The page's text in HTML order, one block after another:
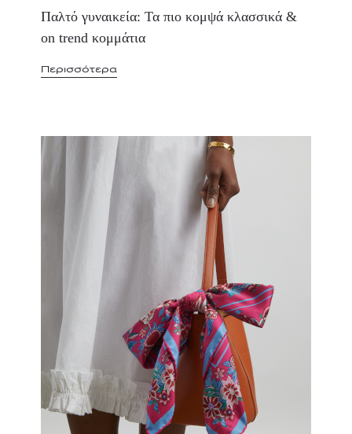
Παλτό γυναικεία: Τα πιο κομψά κλασσικά &
on trend κομμάτια
Περισσότερα